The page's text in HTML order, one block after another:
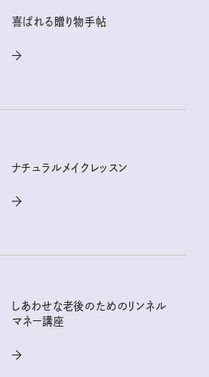
喜ばれる贈り物手帖
ナチュラルメイクレッスン
しあわせな老後のためのリンネル
マネー講座